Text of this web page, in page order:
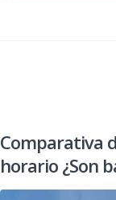
Comparativa
horario ¿Son